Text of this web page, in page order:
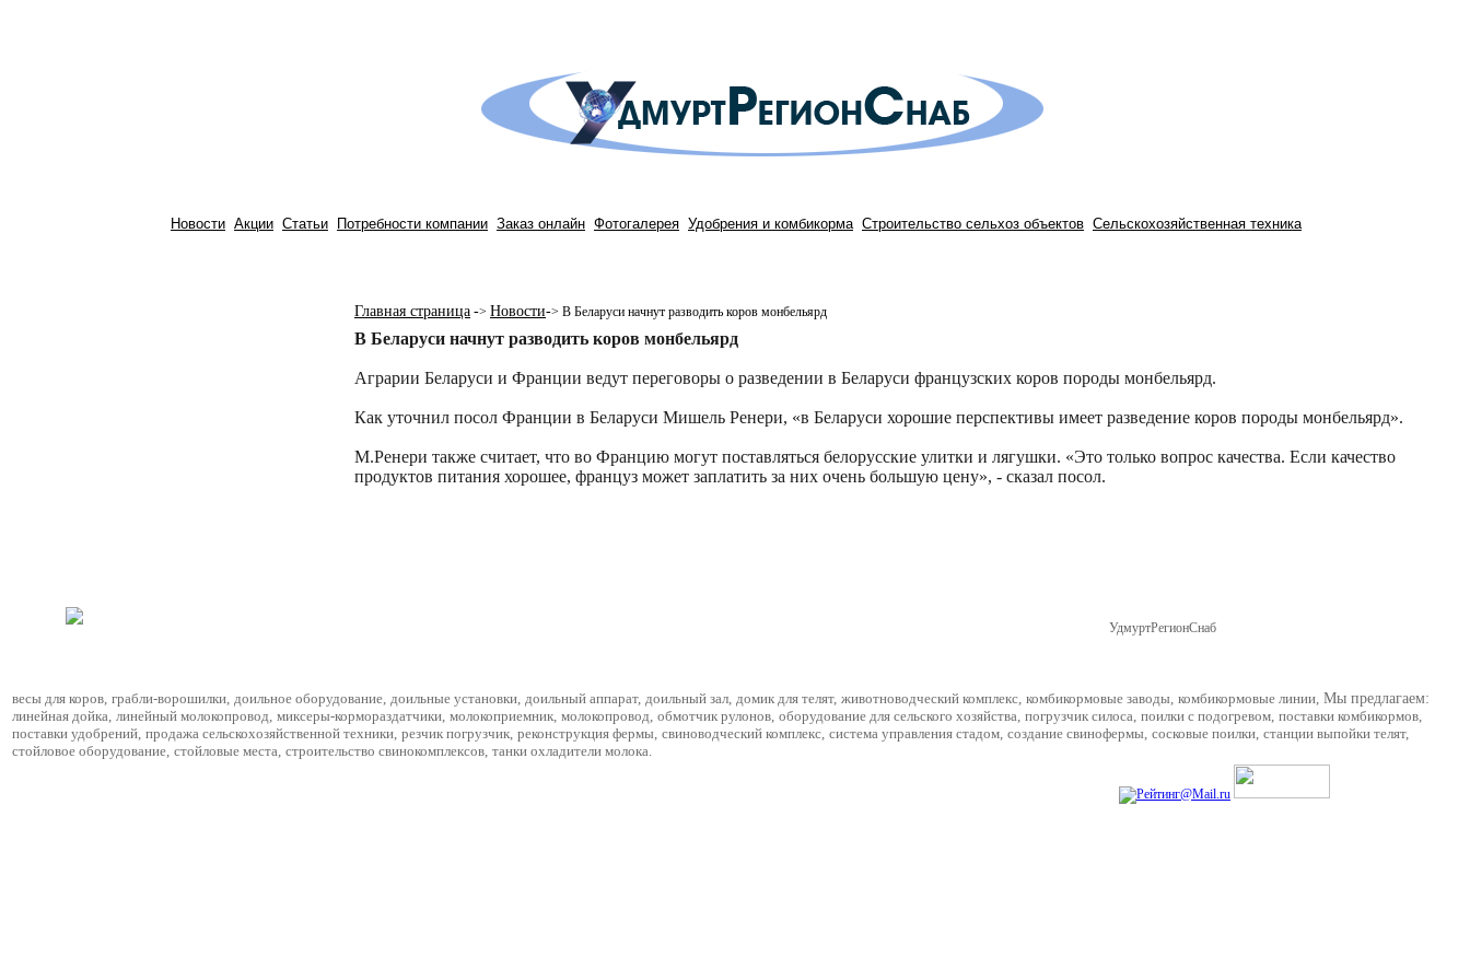
Новости Акции Статьи Потребности компании Заказ онлайн Фотогалерея Удобрения и комбикорма Строительство сельхоз объектов Сельскохозяйственная техника
Главная страница -> Новости-> В Беларуси начнут разводить коров монбельярд
В Беларуси начнут разводить коров монбельярд
Аграрии Беларуси и Франции ведут переговоры о разведении в Беларуси французских коров породы монбельярд.
Как уточнил посол Франции в Беларуси Мишель Ренери, «в Беларуси хорошие перспективы имеет разведение коров породы монбельярд».
М.Ренери также считает, что во Францию могут поставляться белорусские улитки и лягушки. «Это только вопрос качества. Если качество
продуктов питания хорошее, француз может заплатить за них очень большую цену», - сказал посол.
Мы предлагаем:
весы для коров, грабли-ворошилки, доильное оборудование, доильные установки, доильный аппарат, доильный зал, домик для телят, животноводческий комплекс, комбикормовые заводы, комбикормовые линии,
линейная дойка, линейный молокопровод, миксеры-кормораздатчики, молокоприемник, молокопровод, обмотчик рулонов, оборудование для сельского хозяйства, погрузчик силоса, поилки с подогревом, поставки комбикормов,
поставки удобрений, продажа сельскохозяйственной техники, резчик погрузчик, реконструкция фермы, свиноводческий комплекс, система управления стадом, создание свинофермы, сосковые поилки, станции выпойки телят,
стойловое оборудование, стойловые места, строительство свинокомплексов, танки охладители молока.
УдмуртРегионСнаб